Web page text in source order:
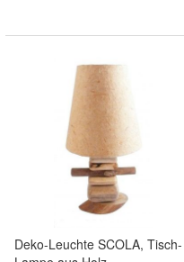
Deko-Leuchte SCOLA, Tisch-